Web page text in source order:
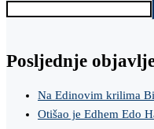
Posljednje
Na Edinovim krilima
Otišao je Edhem Edo